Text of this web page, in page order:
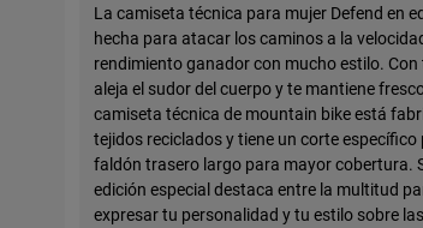
La camiseta técnica para mujer Defend en
hecha para atacar los caminos a la
rendimiento ganador con mucho estilo. Con
aleja el sudor del cuerpo y te mantiene
camiseta técnica de mountain bike está
tejidos reciclados y tiene un corte específico
faldón trasero largo para mayor cobertura.
edición especial destaca entre la multitud
expresar tu personalidad y tu estilo sobre